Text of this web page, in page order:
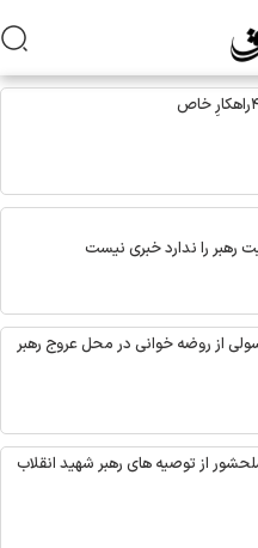
را ندارد خبری نیست
از روضه خوانی در محل عروج رهبر
از توصیه های رهبر شهید انقلاب